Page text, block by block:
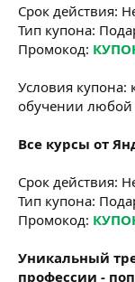
Срок действия:
Тип купона:
Промокод:
Условия купона:
обучении любой
Все курсы от
Срок действия:
Тип купона:
Промокод:
Уникальный
профессии -